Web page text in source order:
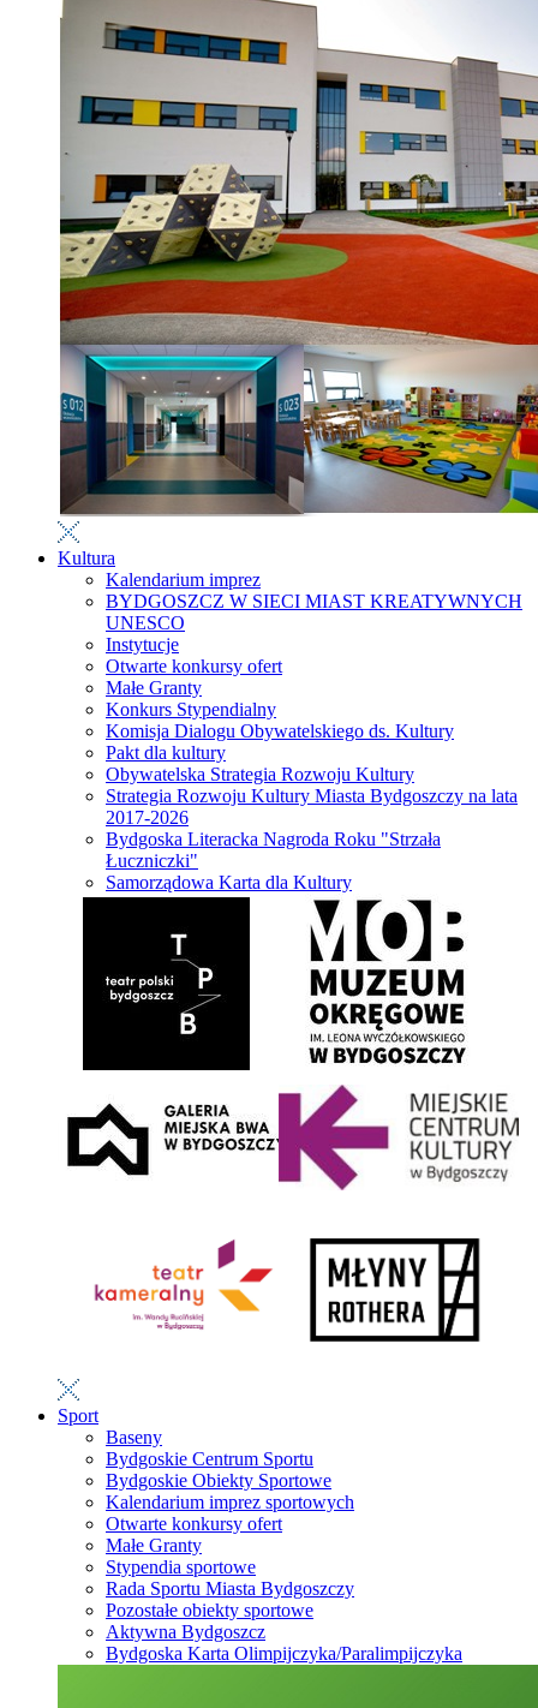
Kultura
Kalendarium imprez
BYDGOSZCZ W SIECI MIAST KREATYWNYCH
UNESCO
Instytucje
Otwarte konkursy ofert
Małe Granty
Konkurs Stypendialny
Komisja Dialogu Obywatelskiego ds. Kultury
Pakt dla kultury
Obywatelska Strategia Rozwoju Kultury
Strategia Rozwoju Kultury Miasta Bydgoszczy na lata
2017-2026
Bydgoska Literacka Nagroda Roku "Strzała
Łuczniczki"
Samorządowa Karta dla Kultury
Sport
Baseny
Bydgoskie Centrum Sportu
Bydgoskie Obiekty Sportowe
Kalendarium imprez sportowych
Otwarte konkursy ofert
Małe Granty
Stypendia sportowe
Rada Sportu Miasta Bydgoszczy
Pozostałe obiekty sportowe
Aktywna Bydgoszcz
Bydgoska Karta Olimpijczyka/Paralimpijczyka